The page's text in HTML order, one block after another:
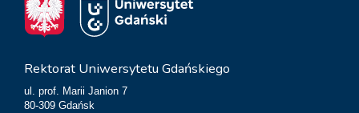
Rektorat Uniwersytetu Gdańskiego
ul. prof. Marii Janion 7
80-309 Gdańsk